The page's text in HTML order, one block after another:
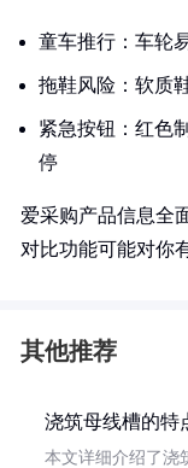
童车推行：车轮
拖鞋风险：软质
紧急按钮：红色
停
爱采购产品信息全
对比功能可能对你
其他推荐
浇筑母线槽的特
本文详细介绍了浇